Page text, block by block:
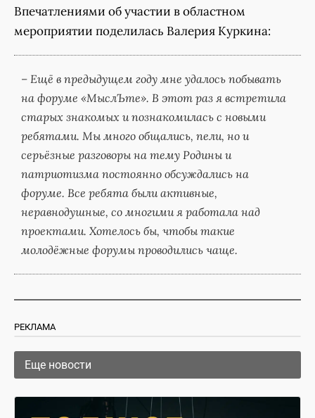
Впечатлениями об участии в областном
мероприятии поделилась Валерия Куркина:
– Ещё в предыдущем году мне удалось побывать
на форуме «МыслЪте». В этот раз я встретила
старых знакомых и познакомилась с новыми
ребятами. Мы много общались, пели, но и
серьёзные разговоры на тему Родины и
патриотизма постоянно обсуждались на
форуме. Все ребята были активные,
неравнодушные, со многими я работала над
проектами. Хотелось бы, чтобы такие
молодёжные форумы проводились чаще.
РЕКЛАМА
Еще новости